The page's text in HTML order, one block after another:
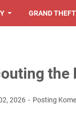
GRAND
the
2026 Posting